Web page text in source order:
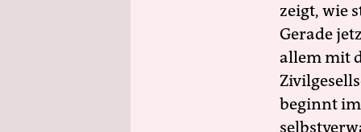
zeigt, wie
Gerade
allem mit
beginnt